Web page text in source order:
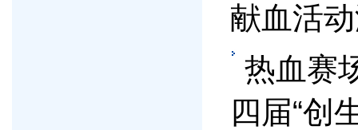
献血活
热血赛
四届“创